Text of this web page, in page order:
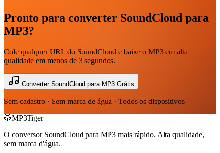
Pronto para converter SoundCloud para
MP3?
Cole qualquer URL do SoundCloud e baixe o MP3 em alta
qualidade em menos de 3 segundos.
Converter SoundCloud para MP3 Grátis
Sem cadastro · Sem marca de água · Todos os dispositivos
🐯MP3Tiger
O conversor SoundCloud para MP3 mais rápido. Alta qualidade,
sem marca d'água.